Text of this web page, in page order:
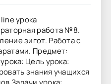
урока
работа №8.
зигот. Работа с
Предмет:
Цель урока:
знания учащихся